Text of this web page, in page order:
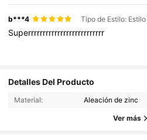
b***4
Superrrrrrrrrrrrrrrrrrrrrrrrrr
Detalles Del Producto
Material: Aleación de zinc
Ver más
4,89 3K Seguidores
3K Seguidores